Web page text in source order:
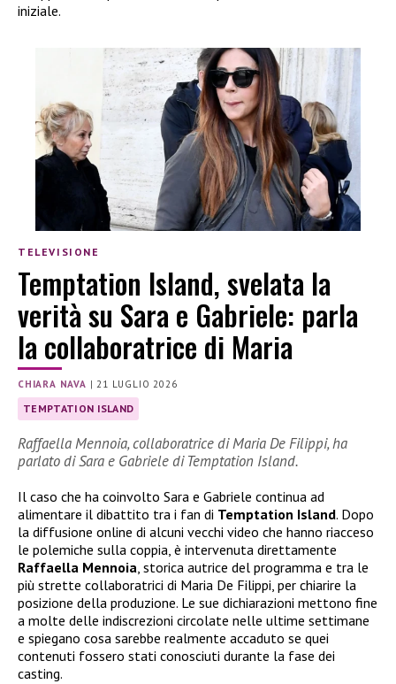
iniziale.
TELEVISIONE
Temptation Island, svelata la
verità su Sara e Gabriele: parla
la collaboratrice di Maria
CHIARA NAVA | 21 LUGLIO 2026
TEMPTATION ISLAND
Raffaella Mennoia, collaboratrice di Maria De Filippi, ha
parlato di Sara e Gabriele di Temptation Island.
Il caso che ha coinvolto Sara e Gabriele continua ad
alimentare il dibattito tra i fan di Temptation Island. Dopo
la diffusione online di alcuni vecchi video che hanno riacceso
le polemiche sulla coppia, è intervenuta direttamente
Raffaella Mennoia, storica autrice del programma e tra le
più strette collaboratrici di Maria De Filippi, per chiarire la
posizione della produzione. Le sue dichiarazioni mettono fine
a molte delle indiscrezioni circolate nelle ultime settimane
e spiegano cosa sarebbe realmente accaduto se quei
contenuti fossero stati conosciuti durante la fase dei
casting.